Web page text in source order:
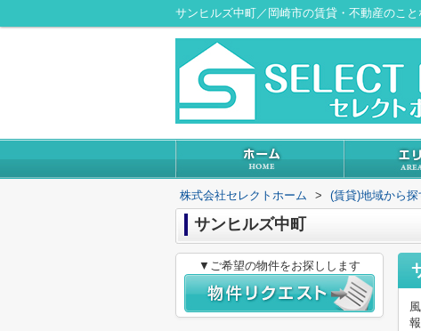
サンヒルズ中町／岡崎市の賃貸・不動産のこ
株式会社セレクトホーム > (賃貸)地域から探
サンヒルズ中町
▼ご希望の物件をお探しします